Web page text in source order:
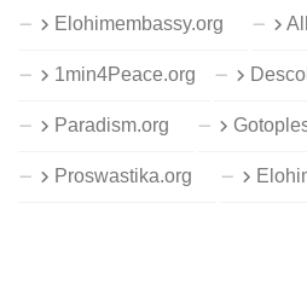
Elohimembassy.org
1min4Peace.org
Paradism.org
Proswastika.org